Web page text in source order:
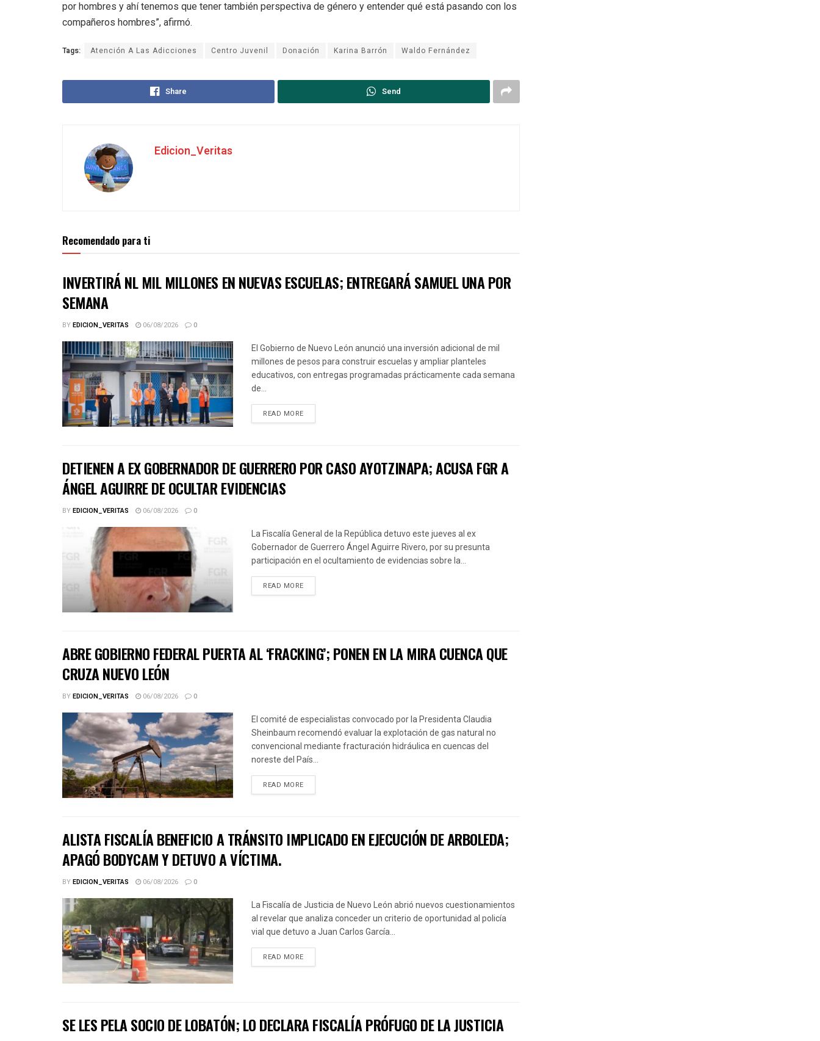
por hombres y ahí tenemos que tener también perspectiva de género y entender qué está pasando con los
compañeros hombres”, afirmó.
Tags: Atención A Las Adicciones Centro Juvenil Donación Karina Barrón Waldo Fernández
Share Send
Edicion_Veritas
Recomendado para ti
INVERTIRÁ NL MIL MILLONES EN NUEVAS ESCUELAS; ENTREGARÁ SAMUEL UNA POR
SEMANA
BYEDICION_VERITAS 06/08/2026 0
El Gobierno de Nuevo León anunció una inversión adicional de mil
millones de pesos para construir escuelas y ampliar planteles
educativos, con entregas programadas prácticamente cada semana
de...
READ MORE
DETIENEN A EX GOBERNADOR DE GUERRERO POR CASO AYOTZINAPA; ACUSA FGR A
ÁNGEL AGUIRRE DE OCULTAR EVIDENCIAS
BYEDICION_VERITAS 06/08/2026 0
La Fiscalía General de la República detuvo este jueves al ex
Gobernador de Guerrero Ángel Aguirre Rivero, por su presunta
participación en el ocultamiento de evidencias sobre la...
READ MORE
ABRE GOBIERNO FEDERAL PUERTA AL ‘FRACKING’; PONEN EN LA MIRA CUENCA QUE
CRUZA NUEVO LEÓN
BYEDICION_VERITAS 06/08/2026 0
El comité de especialistas convocado por la Presidenta Claudia
Sheinbaum recomendó evaluar la explotación de gas natural no
convencional mediante fracturación hidráulica en cuencas del
noreste del País...
READ MORE
ALISTA FISCALÍA BENEFICIO A TRÁNSITO IMPLICADO EN EJECUCIÓN DE ARBOLEDA;
APAGÓ BODYCAM Y DETUVO A VÍCTIMA.
BYEDICION_VERITAS 06/08/2026 0
La Fiscalía de Justicia de Nuevo León abrió nuevos cuestionamientos
al revelar que analiza conceder un criterio de oportunidad al policía
vial que detuvo a Juan Carlos García...
READ MORE
SE LES PELA SOCIO DE LOBATÓN; LO DECLARA FISCALÍA PRÓFUGO DE LA JUSTICIA